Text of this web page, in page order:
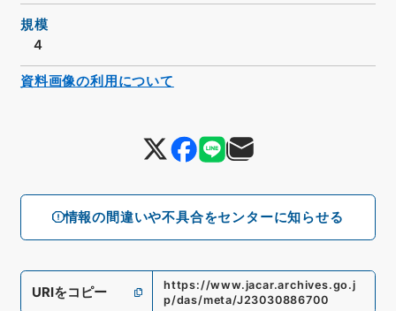
情報の間違いや不具合をセンターに知らせる
規模
4
URIをコピー
https://www.jacar.archives.go.j
p/das/meta/J23030886700
資料画像の利用について